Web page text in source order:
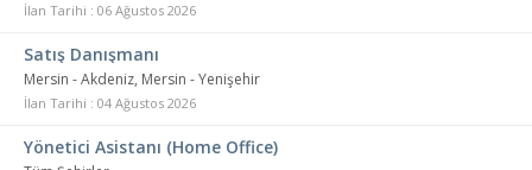
İlan Tarihi : 06 Ağustos 2026
Satış Danışmanı
Mersin - Akdeniz, Mersin - Yenişehir
İlan Tarihi : 04 Ağustos 2026
Yönetici Asistanı (Home Office)